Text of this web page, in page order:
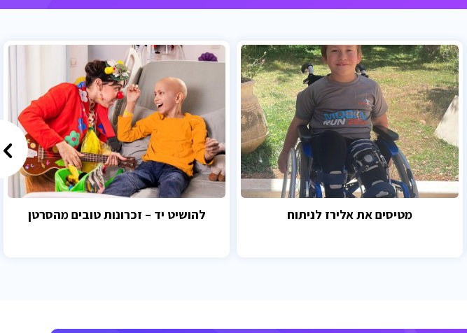
מטיסים את אלירז לניתוח להושיט יד – זכרונות טובים מהסרטן